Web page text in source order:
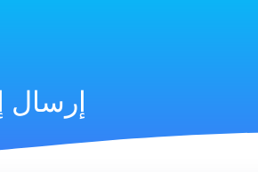
إرسال